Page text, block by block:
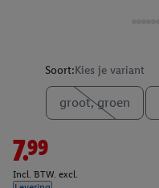
Soort:Kies je variant
groot, groen
7.99
Incl. BTW. excl.